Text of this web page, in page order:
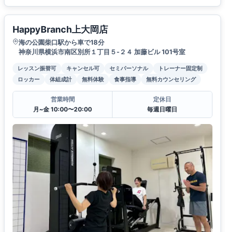
HappyBranch上大岡店
海の公園柴口駅から車で18分
神奈川県横浜市南区別所１丁目５-２４ 加藤ビル 101号室
レッスン振替可 キャンセル可 セミパーソナル
トレーナー固定制
ロッカー
体組成計 無料体験 食事指導 無料カウンセリング
営業時間
月~金 10:00〜20:00
定休日
毎週日曜日